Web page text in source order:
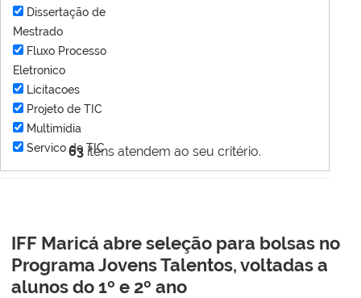
63 itens atendem ao seu critério.
Dissertação de
Mestrado
Fluxo Processo
Eletronico
Licitacoes
Projeto de TIC
Multimídia
Servico de TIC
IFF Maricá abre seleção para bolsas no
Programa Jovens Talentos, voltadas a
alunos do 1º e 2º ano